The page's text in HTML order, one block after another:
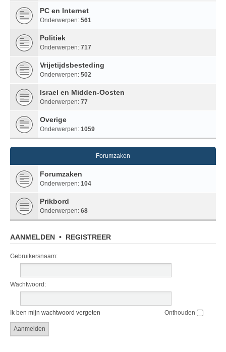
PC en Internet
Onderwerpen: 561
Politiek
Onderwerpen: 717
Vrijetijdsbesteding
Onderwerpen: 502
Israel en Midden-Oosten
Onderwerpen: 77
Overige
Onderwerpen: 1059
Forumzaken
Forumzaken
Onderwerpen: 104
Prikbord
Onderwerpen: 68
AANMELDEN • REGISTREER
Gebruikersnaam:
Wachtwoord:
Ik ben mijn wachtwoord vergeten Onthouden